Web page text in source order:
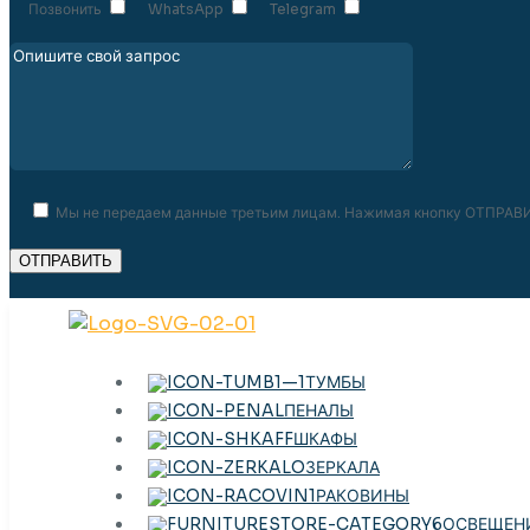
Позвонить WhatsApp Telegram
Мы не передаем данные третьим лицам. Нажимая кнопку
ТУМБЫ
ПЕНАЛЫ
ШКАФЫ
ЗЕРКАЛА
РАКОВИНЫ